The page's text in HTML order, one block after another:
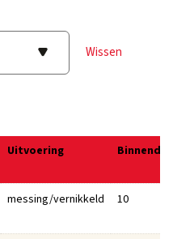
Wissen
Uitvoering
messing/vernikkeld 10